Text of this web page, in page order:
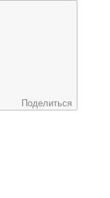
Поделиться